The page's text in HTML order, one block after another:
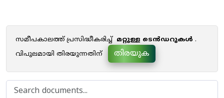
സമീപകാലത്ത് പ്രസിദ്ധീകരിച്ച് മറ്റുള്ള ടെൻഡറുകൾ .
വിപുലമായി തിരയുന്നതിന്
തിരയുക